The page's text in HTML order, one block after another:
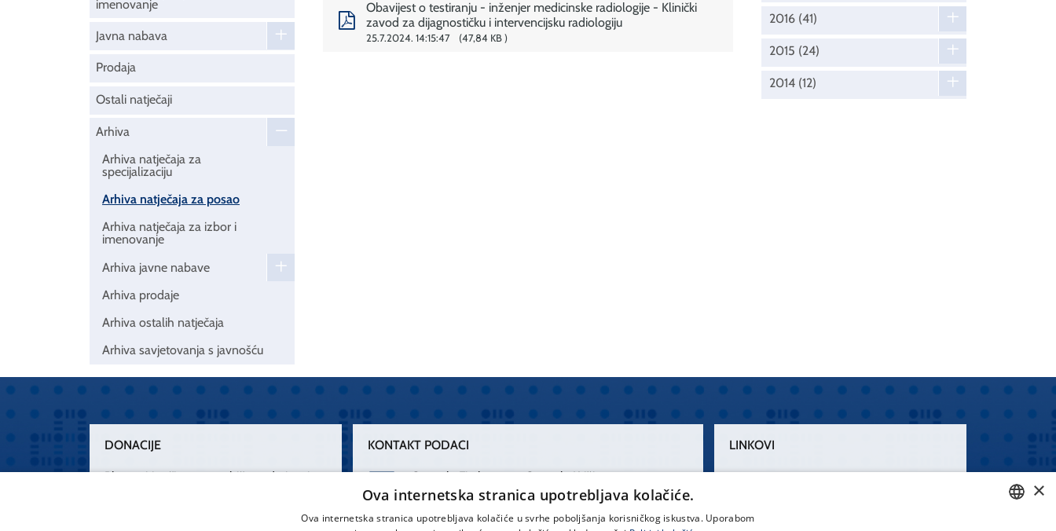
imenovanje
Javna nabava
Prodaja
Ostali natječaji
Arhiva
Arhiva natječaja za
specijalizaciju
Arhiva natječaja za posao
Arhiva natječaja za izbor i
imenovanje
Arhiva javne nabave
Arhiva prodaje
Arhiva ostalih natječaja
Arhiva savjetovanja s javnošću
Obavijest o testiranju - inženjer medicinske radiologije - Klinički
zavod za dijagnostičku i intervencijsku radiologiju
25.7.2024. 14:15:47 47,84 KB
2016 (41)
2015 (24)
2014 (12)
DONACIJE
Plemenitim činom nesebičnog darivanja
„Zarazimo“ se dobrotom, donirajmo od
KONTAKT PODACI
Centrala Firule
021 556 111
Centrala Križine
021 557 111
LINKOVI
×
Ova internetska stranica upotrebljava kolačiće.
Ova internetska stranica upotrebljava kolačiće u svrhe poboljšanja korisničkog iskustva. Uporabom